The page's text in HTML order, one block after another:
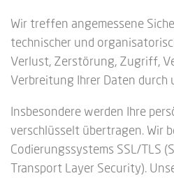
Wir treffen angemessene
technischer und
Verlust, Zerstörung, Zugriff,
Verbreitung Ihrer Daten durch
Insbesondere werden Ihre
verschlüsselt übertragen. Wir
Codierungssystems SSL/TLS
Transport Layer Security).